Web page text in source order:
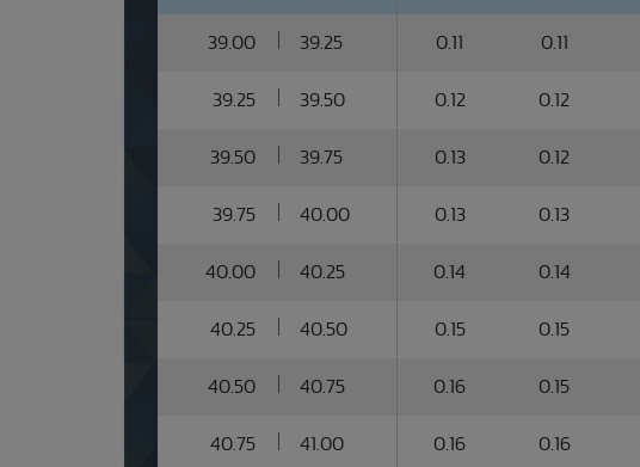
39.00 39.25 0.11 0.11
39.25 39.50 0.12 0.12
39.50 39.75 0.13 0.12
39.75 40.00 0.13 0.13
40.00 40.25 0.14 0.14
40.25 40.50 0.15 0.15
40.50 40.75 0.16 0.15
40.75 41.00 0.16 0.16